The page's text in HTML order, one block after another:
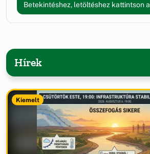
Betekintéshez, letöltéshez kattintson
Hírek
Kiemelt